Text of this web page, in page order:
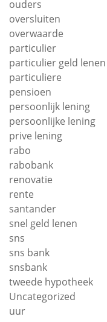
ouders
oversluiten
overwaarde
particulier
particulier geld lenen
particuliere
pensioen
persoonlijk lening
persoonlijke lening
prive lening
rabo
rabobank
renovatie
rente
santander
snel geld lenen
sns
sns bank
snsbank
tweede hypotheek
Uncategorized
uur